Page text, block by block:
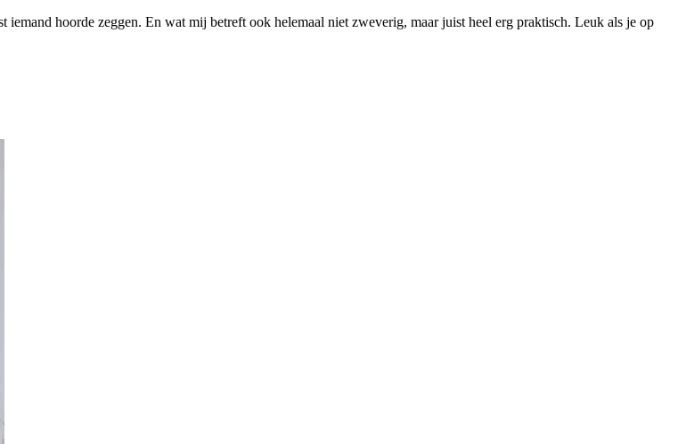
iemand hoorde zeggen. En wat mij betreft ook helemaal niet zweverig, maar juist heel erg praktisch. Leuk als je op